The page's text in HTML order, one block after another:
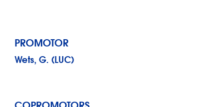
PROMOTOR
Wets, G. (LUC)